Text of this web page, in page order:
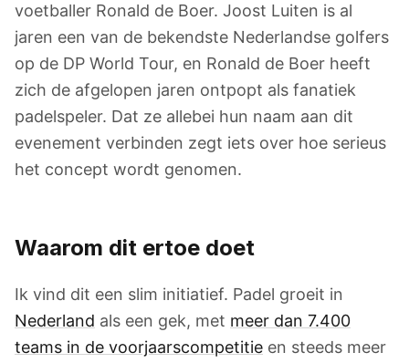
voetballer Ronald de Boer. Joost Luiten is al
jaren een van de bekendste Nederlandse golfers
op de DP World Tour, en Ronald de Boer heeft
zich de afgelopen jaren ontpopt als fanatiek
padelspeler. Dat ze allebei hun naam aan dit
evenement verbinden zegt iets over hoe serieus
het concept wordt genomen.
Waarom dit ertoe doet
Ik vind dit een slim initiatief. Padel groeit in
Nederland als een gek, met meer dan 7.400
teams in de voorjaarscompetitie en steeds meer